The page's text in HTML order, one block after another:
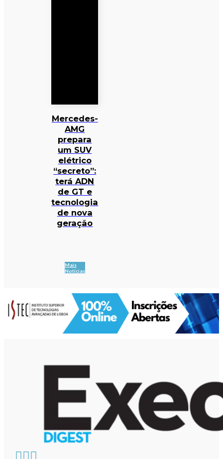
Mercedes-
AMG
prepara
um SUV
elétrico
“secreto”:
terá ADN
de GT e
tecnologia
de nova
geração
Mais
Notícias